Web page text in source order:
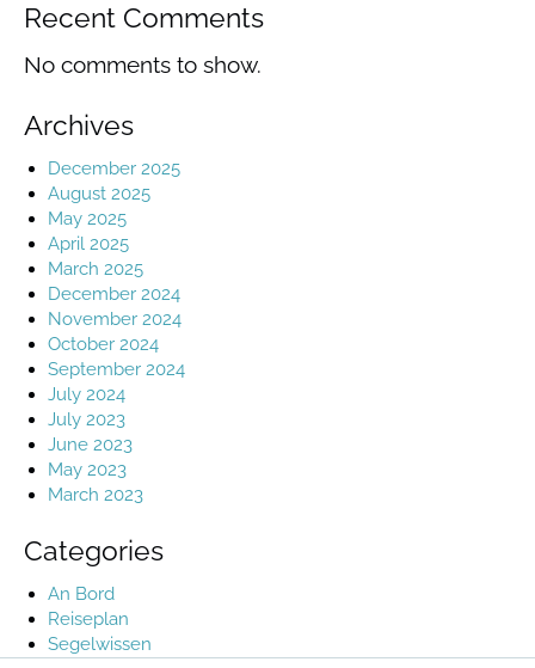
Recent Comments
No comments to show.
Archives
December 2025
August 2025
May 2025
April 2025
March 2025
December 2024
November 2024
October 2024
September 2024
July 2024
July 2023
June 2023
May 2023
March 2023
Categories
An Bord
Reiseplan
Segelwissen